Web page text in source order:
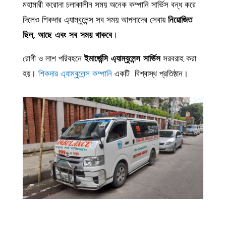
মহামারী করোনা চলাকালীন সময় অনেক কম্পানি সার্ভিস বন্ধ করে
দিলেও শিকদার এ্যাম্বুলেন্স সব সময় আপনাদের সেবায় নিয়োজিত
ছিল, আছে এবং সব সময় থাকবে।
রোগী ও লাশ পরিবহনে ইমার্জেন্সি এ্যাম্বুলেন্স সার্ভিসসরবরাহ করা
হয়। শিকদার এ্যাম্বুলেন্স কম্পানিএকটি বিশ্বাস্থ প্রতিষ্ঠান।